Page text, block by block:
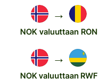
→
NOK valuuttaan RON
→
NOK valuuttaan RWF